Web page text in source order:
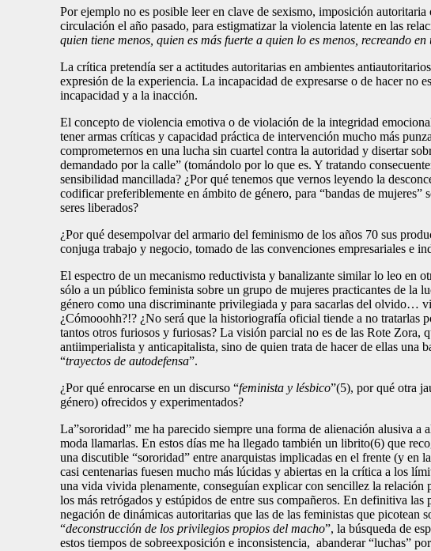
Por ejemplo no es posible leer en clave de sexismo, imposición
circulación el año pasado, para estigmatizar la violencia latente en las
quien tiene menos, quien es más fuerte a quien lo es menos, recreando
La crítica pretendía ser a actitudes autoritarias en ambientes
expresión de la experiencia. La incapacidad de expresarse o de hacer
incapacidad y a la inacción.
El concepto de violencia emotiva o de violación de la integridad
tener armas críticas y capacidad práctica de intervención mucho más
comprometernos en una lucha sin cuartel contra la autoridad y disertar
demandado por la calle” (tomándolo por lo que es. Y tratando
sensibilidad mancillada? ¿Por qué tenemos que vernos leyendo la
codificar preferiblemente en ámbito de género, para “bandas de
seres liberados?
¿Por qué desempolvar del armario del feminismo de los años 70 sus
conjuga trabajo y negocio, tomado de las convenciones empresariales e
El espectro de un mecanismo reductivista y banalizante similar lo leo en
sólo a un público feminista sobre un grupo de mujeres practicantes de la
género como una discriminante privilegiada y para sacarlas del olvido…
¿Cómooohh?!? ¿No será que la historiografía oficial tiende a no tratarlas
tantos otros furiosos y furiosas? La visión parcial no es de las Rote
antiimperialista y anticapitalista, sino de quien trata de hacer de ellas una
“trayectos de autodefensa”.
¿Por qué enrocarse en un discurso “feminista y lésbico”(5), por qué otra
género) ofrecidos y experimentados?
La”sororidad” me ha parecido siempre una forma de alienación alusiva
moda llamarlas. En estos días me ha llegado también un librito(6) que
una discutible “sororidad” entre anarquistas implicadas en el frente (y
casi centenarias fuesen mucho más lúcidas y abiertas en la crítica a los
una vida vivida plenamente, conseguían explicar con sencillez la
los más retrógados y estúpidos de entre sus compañeros. En definitiva
negación de dinámicas autoritarias que las de las feministas que
“deconstrucción de los privilegios propios del macho”, la búsqueda de
estos tiempos de sobreexposición e inconsistencia, abanderar “luchas”